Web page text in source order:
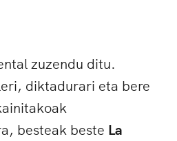
zuzendu ditu.
diktadurari eta bere
besteak beste La